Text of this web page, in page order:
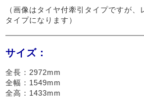
（画像はタイヤ付牽引タイプですが、
タイプになります）
サイズ：
全長：2972mm
全幅：1549mm
全高：1433mm